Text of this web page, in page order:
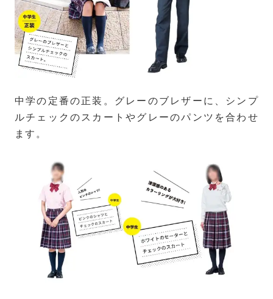
中学の定番の正装。グレーのブレザーに、シンプ
ルチェックのスカートやグレーのパンツを合わせ
ます。